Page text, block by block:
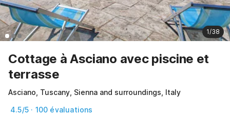
1/38
Cottage à Asciano avec piscine et
terrasse
Asciano, Tuscany, Sienna and surroundings, Italy
4.5/5 · 100 évaluations